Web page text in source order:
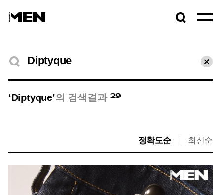
검색결과
초기
‘Diptyque’의 검색결과 29
정확도순 최신순